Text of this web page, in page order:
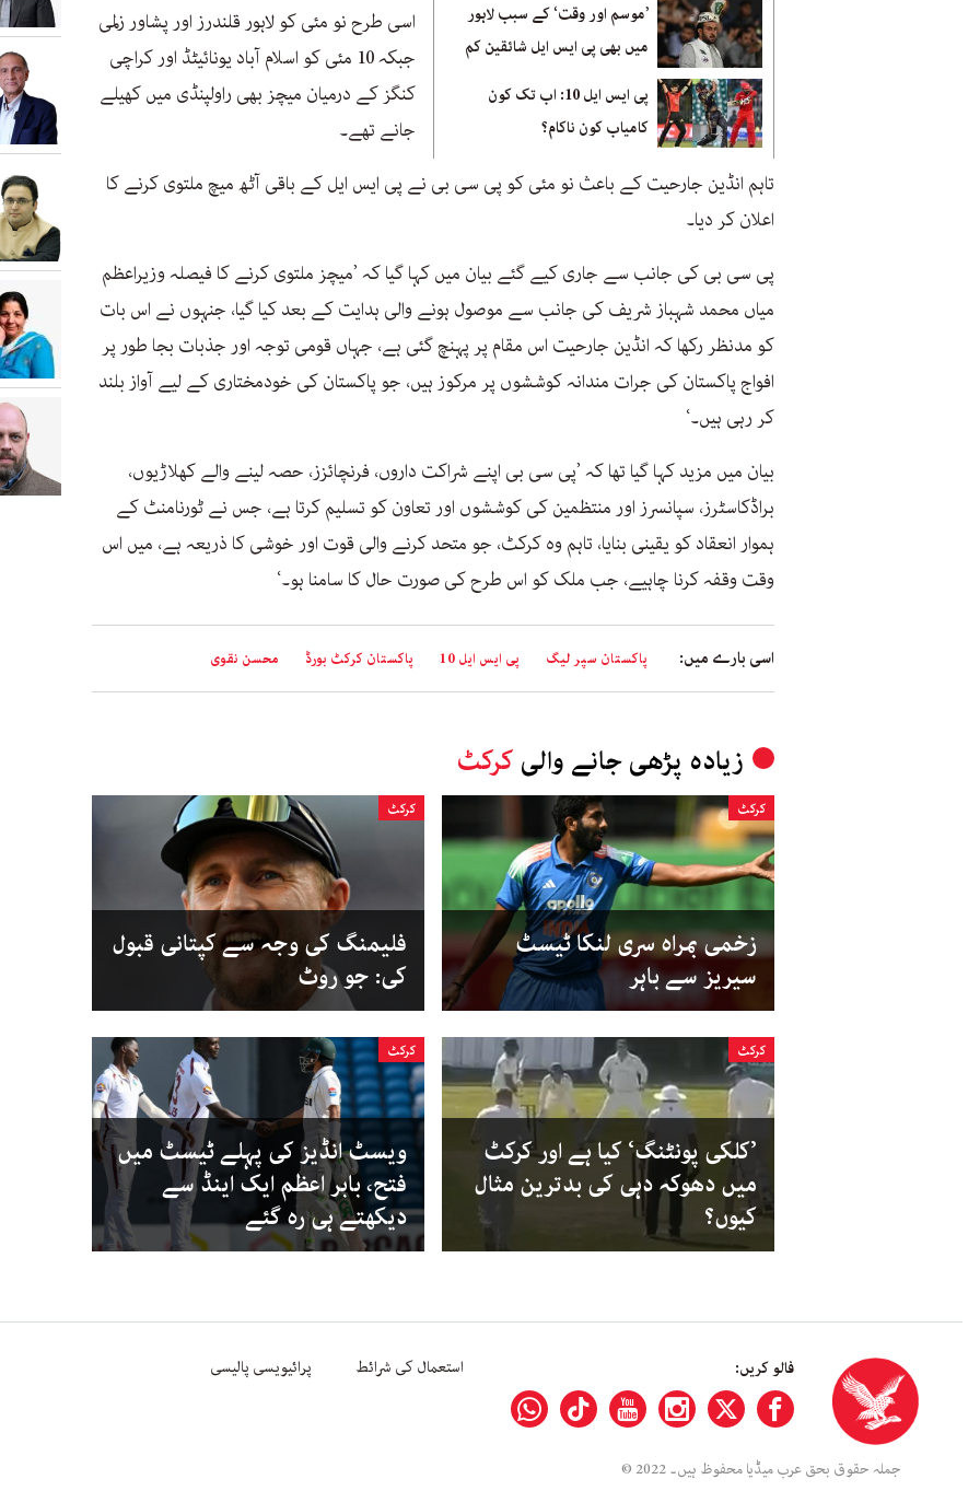
’موسم اور وقت‘ کے سبب لاہور
میں بھی پی ایس ایل شائقین کم
پی ایس ایل 10: اب تک کون
کامیاب کون ناکام؟
اسی طرح نو مئی کو لاہور قلندرز اور پشاور زلمی
جبکہ 10 مئی کو اسلام آباد یونائیٹڈ اور کراچی
کنگز کے درمیان میچز بھی راولپنڈی میں کھیلے
جانے تھے۔
تاہم انڈین جارحیت کے باعث نو مئی کو پی سی بی نے پی ایس ایل کے باقی آٹھ میچ ملتوی کرنے کا
اعلان کر دیا۔
پی سی بی کی جانب سے جاری کیے گئے بیان میں کہا گیا کہ ’میچز ملتوی کرنے کا فیصلہ وزیراعظم
میاں محمد شہباز شریف کی جانب سے موصول ہونے والی ہدایت کے بعد کیا گیا، جنہوں نے اس بات
کو مدنظر رکھا کہ انڈین جارحیت اس مقام پر پہنچ گئی ہے، جہاں قومی توجہ اور جذبات بجا طور پر
افواج پاکستان کی جرات مندانہ کوششوں پر مرکوز ہیں، جو پاکستان کی خودمختاری کے لیے آواز بلند
کر رہی ہیں۔‘
بیان میں مزید کہا گیا تھا کہ ’پی سی بی اپنے شراکت داروں، فرنچائزز، حصہ لینے والے کھلاڑیوں،
براڈکاسٹرز، سپانسرز اور منتظمین کی کوششوں اور تعاون کو تسلیم کرتا ہے، جس نے ٹورنامنٹ کے
ہموار انعقاد کو یقینی بنایا، تاہم وہ کرکٹ، جو متحد کرنے والی قوت اور خوشی کا ذریعہ ہے، میں اس
وقت وقفہ کرنا چاہیے، جب ملک کو اس طرح کی صورت حال کا سامنا ہو۔‘
اسی بارے میں: پاکستان سپر لیگ پی ایس ایل 10 پاکستان کرکٹ بورڈ محسن نقوی
زیادہ پڑھی جانے والی کرکٹ
کرکٹ
زخمی بمراہ سری لنکا ٹیسٹ
سیریز سے باہر
کرکٹ
فلیمنگ کی وجہ سے کپتانی قبول
کی: جو روٹ
کرکٹ
’کلکی پونٹنگ‘ کیا ہے اور کرکٹ
میں دھوکہ دہی کی بدترین مثال
کیوں؟
کرکٹ
ویسٹ انڈیز کی پہلے ٹیسٹ میں
فتح، بابر اعظم ایک اینڈ سے
دیکھتے ہی رہ گئے
فالو کریں: استعمال کی شرائط پرائیویسی پالیسی
جملہ حقوق بحق عرب میڈیا محفوظ ہیں۔ 2022 ©